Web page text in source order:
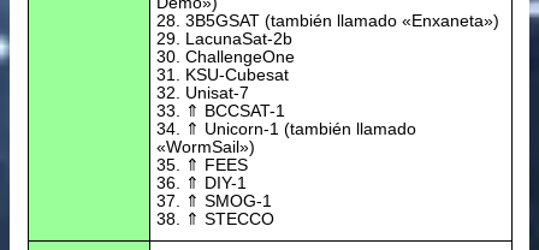
28. 3B5GSAT (también llamado «Enxaneta»)
29. LacunaSat-2b
30. ChallengeOne
31. KSU-Cubesat
32. Unisat-7
33. ⇑ BCCSAT-1
34. ⇑ Unicorn-1 (también llamado
«WormSail»)
35. ⇑ FEES
36. ⇑ DIY-1
37. ⇑ SMOG-1
38. ⇑ STECCO